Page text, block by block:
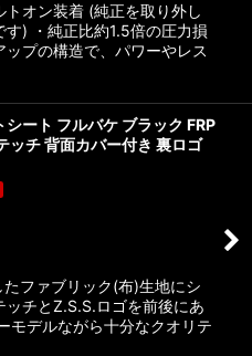
トオン装着 (純正を取り外し
す) ・純正比約1.5倍の圧力損
ップの構造で、パワーやレス
ート フルバケ ブラック FRP
ッチ 背面カバー付き 裏ロゴ
たファブリック(布)生地にシ
ッチとZ.S.S.ロゴを前後にあ
モデルながら十分なクオリテ